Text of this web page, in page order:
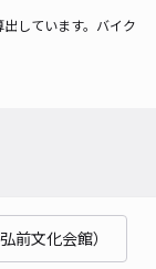
しています。バイク
前文化会館）